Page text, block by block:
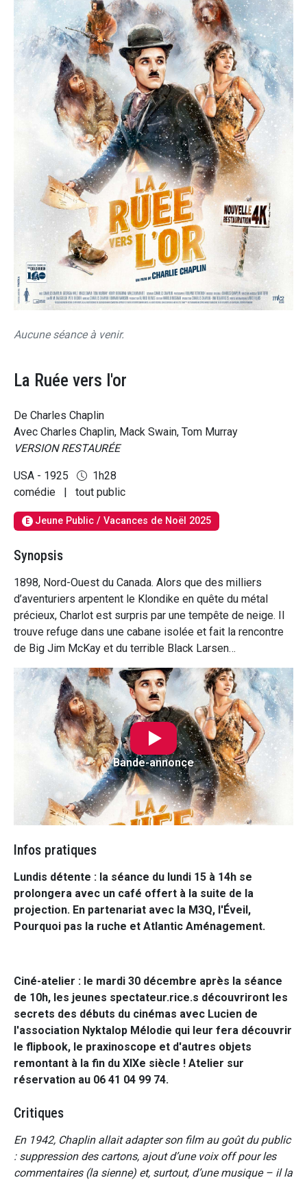
Aucune séance à venir.
La Ruée vers l'or
De Charles Chaplin
Avec Charles Chaplin, Mack Swain, Tom Murray
VERSION RESTAURÉE
USA - 1925
1h28
comédie
| tout public
E Jeune Public / Vacances de Noël 2025
Synopsis
1898, Nord-Ouest du Canada. Alors que des milliers
d’aventuriers arpentent le Klondike en quête du métal
précieux, Charlot est surpris par une tempête de neige. Il
trouve refuge dans une cabane isolée et fait la rencontre
de Big Jim McKay et du terrible Black Larsen…
Bande-annonce
Infos pratiques
Lundis détente : la séance du lundi 15 à 14h se
prolongera avec un café offert à la suite de la
projection. En partenariat avec la M3Q, l'Éveil,
Pourquoi pas la ruche et Atlantic Aménagement.
Ciné-atelier : le mardi 30 décembre après la séance
de 10h, les jeunes spectateur.rice.s découvriront les
secrets des débuts du cinémas avec Lucien de
l'association Nyktalop Mélodie qui leur fera découvrir
le flipbook, le praxinoscope et d'autres objets
remontant à la fin du XIXe siècle ! Atelier sur
réservation au 06 41 04 99 74.
Critiques
En 1942, Chaplin allait adapter son film au goût du public
: suppression des cartons, ajout d’une voix off pour les
commentaires (la sienne) et, surtout, d’une musique – il la